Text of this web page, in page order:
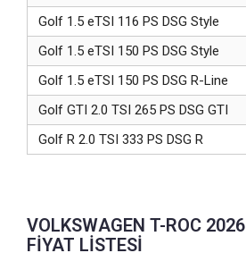
Golf 1.5 eTSI 116 PS DSG Style
Golf 1.5 eTSI 150 PS DSG Style
Golf 1.5 eTSI 150 PS DSG R-Line
Golf GTI 2.0 TSI 265 PS DSG GTI
Golf R 2.0 TSI 333 PS DSG R
VOLKSWAGEN T-ROC
FİYAT LİSTESİ